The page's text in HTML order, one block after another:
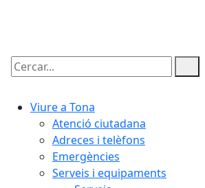
Cercar:
Viure a Tona
Atenció ciutadana
Adreces i telèfons
Emergències
Serveis i equipaments